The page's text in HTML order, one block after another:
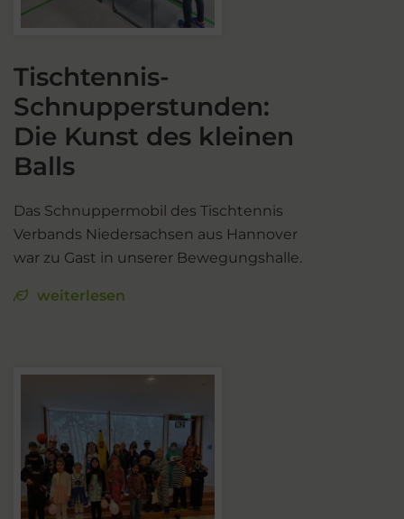
Tischtennis-
Schnupperstunden:
Die Kunst des kleinen
Balls
Das Schnuppermobil des Tischtennis
Verbands Niedersachsen aus Hannover
war zu Gast in unserer Bewegungshalle.
weiterlesen